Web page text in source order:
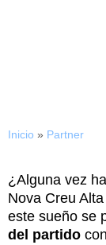
Inicio » Partner
¿Alguna vez
Nova Creu
este sueño se
del partido